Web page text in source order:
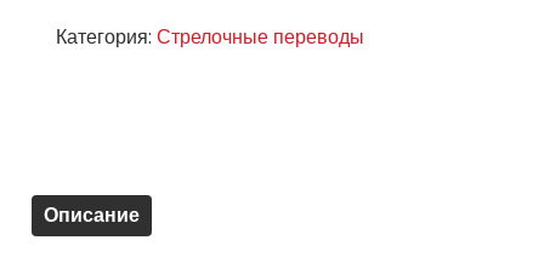
соединительной
Новая
Категория: Стрелочные переводы
Описание